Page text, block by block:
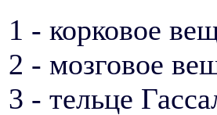
1 - корковое
2 - мозговое
3 - тельце